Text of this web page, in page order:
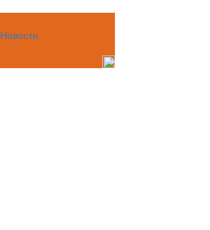
Новости